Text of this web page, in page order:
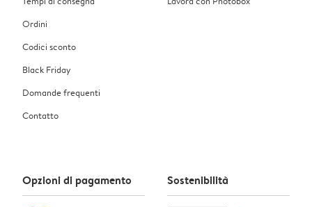
Ordini
Codici sconto
Black Friday
Domande frequenti
Contatto
Opzioni di pagamento Sostenibilità